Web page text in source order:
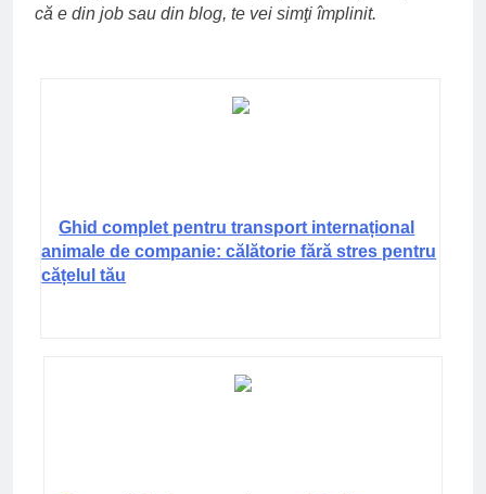
că e din job sau din blog, te vei simţi împlinit.
Ghid complet pentru transport internațional
animale de companie: călătorie fără stres pentru
cățelul tău